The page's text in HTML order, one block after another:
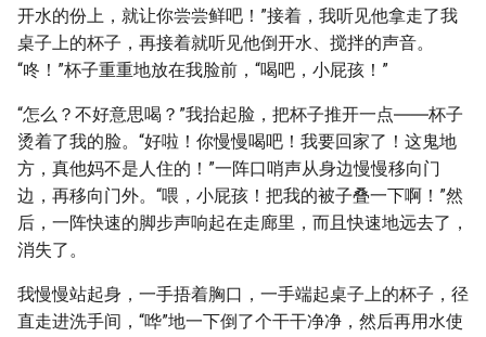
开水的份上，就让你尝尝鲜吧！”接着，我听见他拿走了我
桌子上的杯子，再接着就听见他倒开水、搅拌的声音。
“咚！”杯子重重地放在我脸前，“喝吧，小屁孩！”
“怎么？不好意思喝？”我抬起脸，把杯子推开一点――杯子
烫着了我的脸。“好啦！你慢慢喝吧！我要回家了！这鬼地
方，真他妈不是人住的！”一阵口哨声从身边慢慢移向门
边，再移向门外。“喂，小屁孩！把我的被子叠一下啊！”然
后，一阵快速的脚步声响起在走廊里，而且快速地远去了，
消失了。
我慢慢站起身，一手捂着胸口，一手端起桌子上的杯子，径
直走进洗手间，“哗”地一下倒了个干干净净，然后再用水使